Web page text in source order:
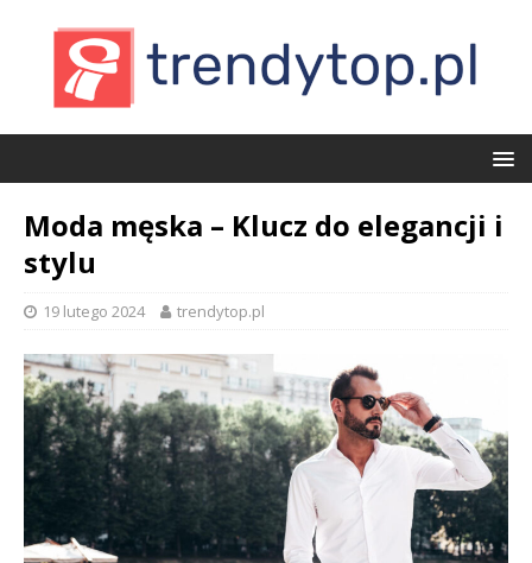
Moda męska – Klucz do elegancji i
stylu
19 lutego 2024 trendytop.pl